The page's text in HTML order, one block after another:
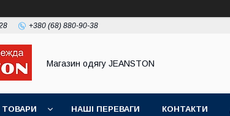
+380 (68) 880-90-38
Магазин одягу JEANSTON
ТОВАРИ НАШІ ПЕРЕВАГИ КОНТАКТИ